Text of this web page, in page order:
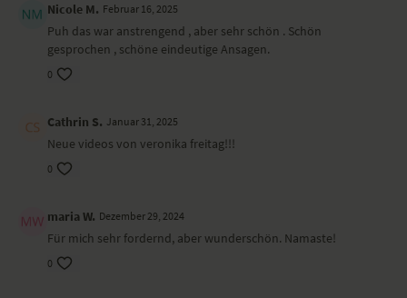
Nicole M. Februar 16, 2025
Puh das war anstrengend , aber sehr schön . Schön
gesprochen , schöne eindeutige Ansagen.
0
Cathrin S. Januar 31, 2025
Neue videos von veronika freitag!!!
0
maria W. Dezember 29, 2024
Für mich sehr fordernd, aber wunderschön. Namaste!
0